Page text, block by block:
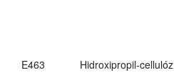
E463 Hidroxipropil-cellulóz